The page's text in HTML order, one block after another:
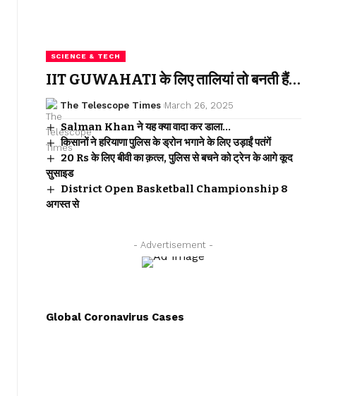
SCIENCE & TECH
IIT GUWAHATI के लिए तालियां तो बनती हैं…
The Telescope Times March 26, 2025
Salman Khan ने यह क्या वादा कर डाला…
किसानों ने हरियाणा पुलिस के ड्रोन भगाने के लिए उड़ाईं पतंगें
20 Rs के लिए बीवी का क़त्ल, पुलिस से बचने को ट्रेन के आगे कूद
सुसाइड
District Open Basketball Championship 8
अगस्त से
- Advertisement -
Global Coronavirus Cases